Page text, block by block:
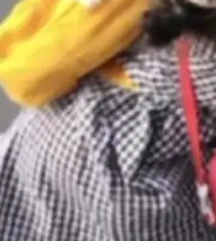
二级小片区。在开
在多语种的
京ICP备2025119063号